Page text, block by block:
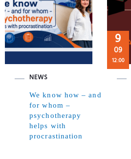
NEWS
We know how – and
for whom –
psychotherapy
helps with
procrastination
9
09
12:00